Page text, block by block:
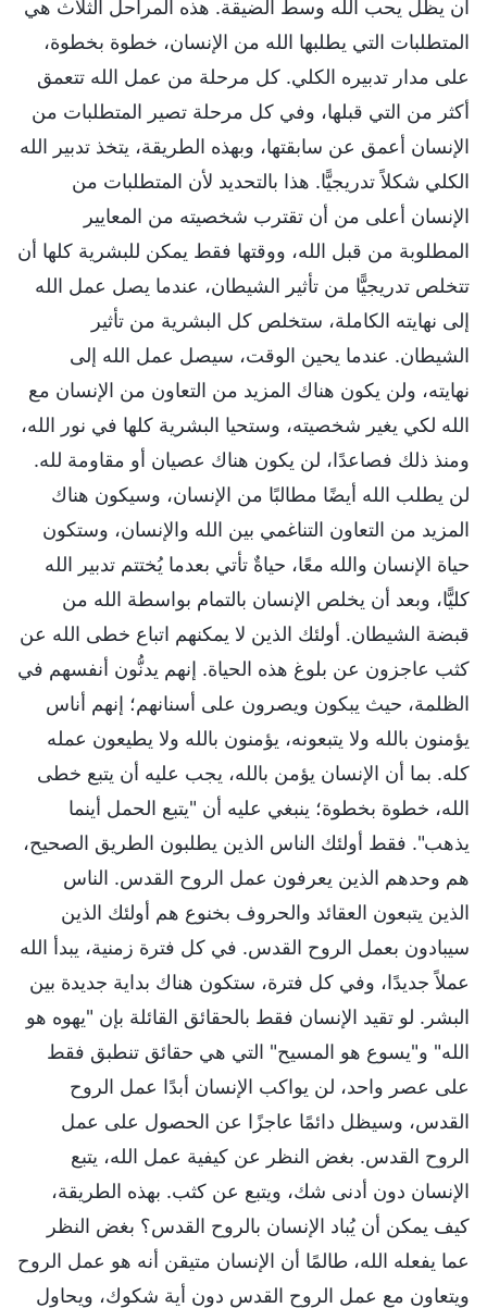
أن يظل يحب الله وسط الضيقة. هذه المراحل الثلاث هي
المتطلبات التي يطلبها الله من الإنسان، خطوة بخطوة،
على مدار تدبيره الكلي. كل مرحلة من عمل الله تتعمق
أكثر من التي قبلها، وفي كل مرحلة تصير المتطلبات من
الإنسان أعمق عن سابقتها، وبهذه الطريقة، يتخذ تدبير الله
الكلي شكلاً تدريجيًّا. هذا بالتحديد لأن المتطلبات من
الإنسان أعلى من أن تقترب شخصيته من المعايير
المطلوبة من قبل الله، ووقتها فقط يمكن للبشرية كلها أن
تتخلص تدريجيًّا من تأثير الشيطان، عندما يصل عمل الله
إلى نهايته الكاملة، ستخلص كل البشرية من تأثير
الشيطان. عندما يحين الوقت، سيصل عمل الله إلى
نهايته، ولن يكون هناك المزيد من التعاون من الإنسان مع
الله لكي يغير شخصيته، وستحيا البشرية كلها في نور الله،
ومنذ ذلك فصاعدًا، لن يكون هناك عصيان أو مقاومة لله.
لن يطلب الله أيضًا مطالبًا من الإنسان، وسيكون هناك
المزيد من التعاون التناغمي بين الله والإنسان، وستكون
حياة الإنسان والله معًا، حياةٌ تأتي بعدما يُختتم تدبير الله
كليًّا، وبعد أن يخلص الإنسان بالتمام بواسطة الله من
قبضة الشيطان. أولئك الذين لا يمكنهم اتباع خطى الله عن
كثب عاجزون عن بلوغ هذه الحياة. إنهم يدنُّون أنفسهم في
الظلمة، حيث يبكون ويصرون على أسنانهم؛ إنهم أناس
يؤمنون بالله ولا يتبعونه، يؤمنون بالله ولا يطيعون عمله
كله. بما أن الإنسان يؤمن بالله، يجب عليه أن يتبع خطى
الله، خطوة بخطوة؛ ينبغي عليه أن "يتبع الحمل أينما
يذهب". فقط أولئك الناس الذين يطلبون الطريق الصحيح،
هم وحدهم الذين يعرفون عمل الروح القدس. الناس
الذين يتبعون العقائد والحروف بخنوع هم أولئك الذين
سيبادون بعمل الروح القدس. في كل فترة زمنية، يبدأ الله
عملاً جديدًا، وفي كل فترة، ستكون هناك بداية جديدة بين
البشر. لو تقيد الإنسان فقط بالحقائق القائلة بإن "يهوه هو
الله" و"يسوع هو المسيح" التي هي حقائق تنطبق فقط
على عصر واحد، لن يواكب الإنسان أبدًا عمل الروح
القدس، وسيظل دائمًا عاجزًا عن الحصول على عمل
الروح القدس. بغض النظر عن كيفية عمل الله، يتبع
الإنسان دون أدنى شك، ويتبع عن كثب. بهذه الطريقة،
كيف يمكن أن يُباد الإنسان بالروح القدس؟ بغض النظر
عما يفعله الله، طالمًا أن الإنسان متيقن أنه هو عمل الروح
ويتعاون مع عمل الروح القدس دون أية شكوك، ويحاول